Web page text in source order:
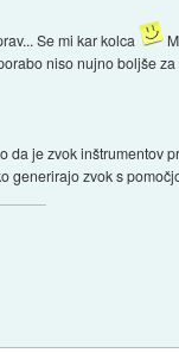
Se mi kar kolca
niso nujno boljše
je zvok inštrumentov
generirajo zvok s